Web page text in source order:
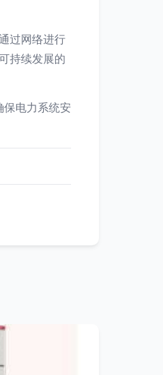
过网络进行
持续发展的
保电力系统安